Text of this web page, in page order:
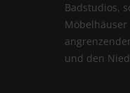
Badstudios,
und den